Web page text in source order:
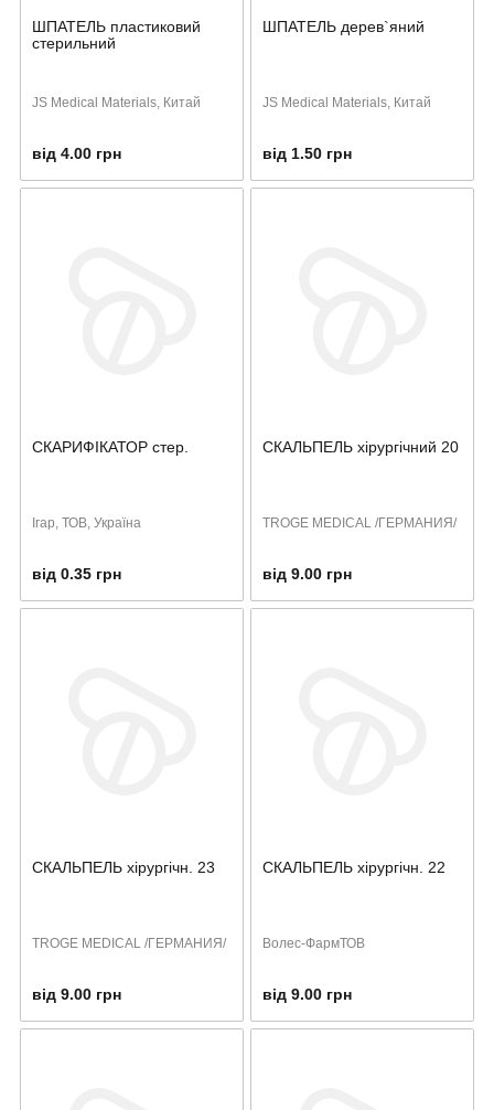
ШПАТЕЛЬ пластиковий
стерильний
JS Medical Materials, Китай
від 4.00 грн
ШПАТЕЛЬ дерев`яний
JS Medical Materials, Китай
від 1.50 грн
СКАРИФІКАТОР стер.
Ігар, ТОВ, Україна
від 0.35 грн
СКАЛЬПЕЛЬ хірургічний 20
TROGE MEDICAL /ГЕРМАНИЯ/
від 9.00 грн
СКАЛЬПЕЛЬ хірургічн. 23
TROGE MEDICAL /ГЕРМАНИЯ/
від 9.00 грн
СКАЛЬПЕЛЬ хірургічн. 22
Волес-ФармТОВ
від 9.00 грн